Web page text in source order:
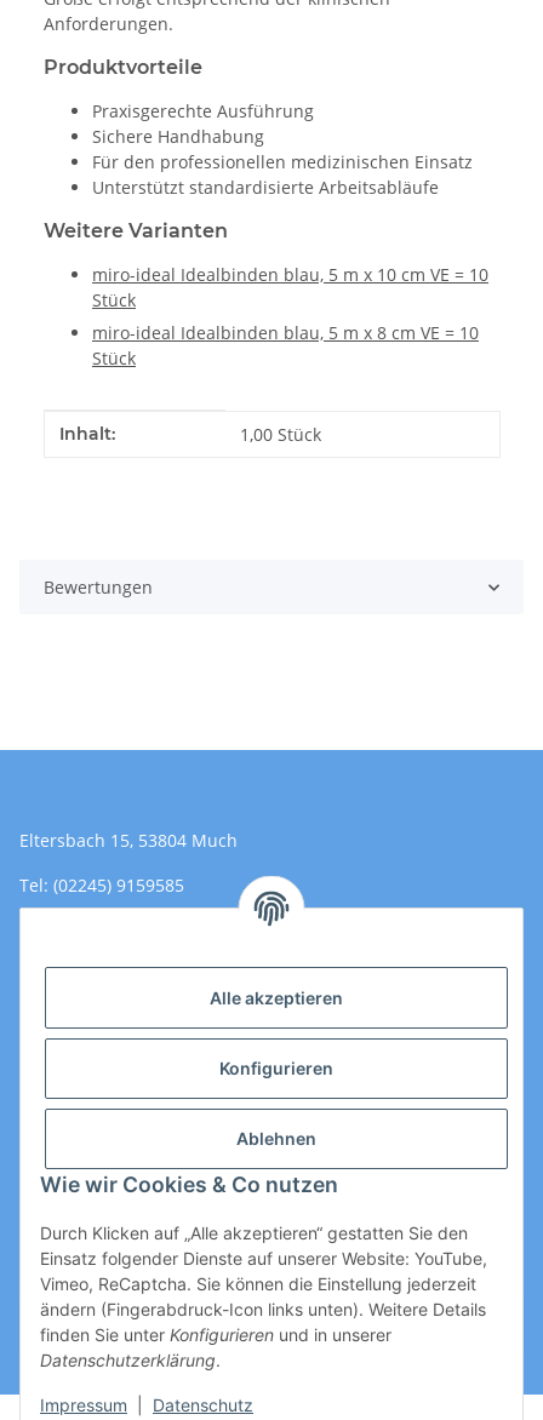
Alle akzeptieren
Konfigurieren
Ablehnen
Wie wir Cookies & Co nutzen
Durch Klicken auf „Alle akzeptieren“ gestatten Sie den
Einsatz folgender Dienste auf unserer Website: YouTube,
Vimeo, ReCaptcha. Sie können die Einstellung jederzeit
ändern (Fingerabdruck-Icon links unten). Weitere Details
finden Sie unter Konfigurieren und in unserer
Datenschutzerklärung.
Impressum Datenschutz
Anforderungen.
Produktvorteile
Praxisgerechte Ausführung
Sichere Handhabung
Für den professionellen medizinischen Einsatz
Unterstützt standardisierte Arbeitsabläufe
Weitere Varianten
miro-ideal Idealbinden blau, 5 m x 10 cm VE = 10
Stück
miro-ideal Idealbinden blau, 5 m x 8 cm VE = 10
Stück
Produkteigenschaft
Wert
Inhalt: 1,00 Stück
Bewertungen
Eltersbach 15, 53804 Much
Tel: (02245) 9159585
Email: Kontakt@toromedical.de
Öffnungszeiten (Mo-Fr.) 8:00 - 17:00
Vertrag widerrufen
* Alle Preise zzgl. gesetzlicher USt., zzgl.